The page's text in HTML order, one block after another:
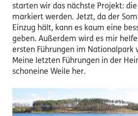
starten wir das nächste Projekt:
markiert werden. Jetzt, da der
Einzug hält, kann es kaum eine
geben. Außerdem wird es mir
ersten Führungen im Nationalpark
Meine letzten Führungen in der
schoneine Weile her.